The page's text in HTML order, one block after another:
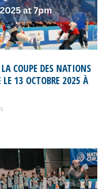
COUPE DES NATIONS
13 OCTOBRE 2025 À